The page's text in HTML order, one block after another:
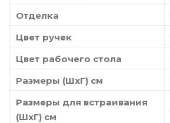
Отделка
Цвет ручек
Цвет рабочего стола
Размеры (ШхГ) см
Размеры для встраивания
(ШхГ) см